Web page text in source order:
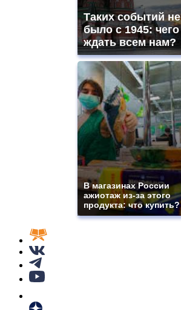
Таких событий не
было с 1945: чего
ждать всем нам?
В магазинах России
ажиотаж из-за этого
продукта: что купить?